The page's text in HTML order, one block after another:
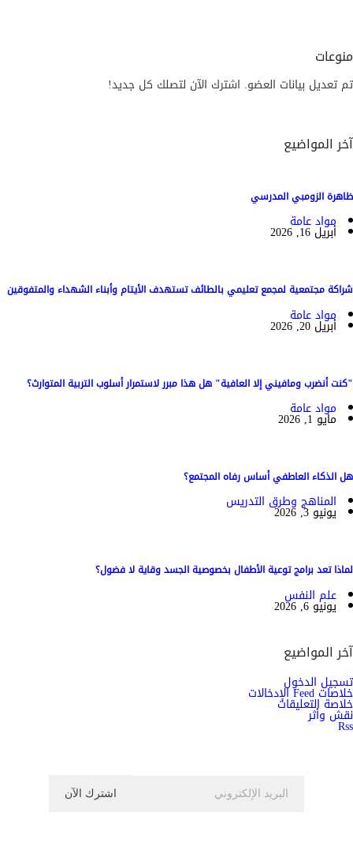
منوعات
تم تعديل بيانات العضو. اشترك الآن لتصلك كل جديد!
آخر المواضيع
ظاهرة الزومبي المدرسي
مواد عامة
أبريل 16, 2026
شراكة مجتمعية لمجمع تعليمي بالطائف تستهدف الأيتام وأبناء الشهداء والمتفوقين
مواد عامة
أبريل 20, 2026
"كنت أنضرب ومافيني إلا العافية" هل هذا مبرر لاستمرار أسلوب التربية المتوارث؟
مواد عامة
مايو 1, 2026
هل الذكاء العاطفي أساس رفاه المجتمع؟
المناهج وطرق التدريس
يونيو 3, 2026
لماذا تعد برامج توعية الأطفال بخصوصية الجسد وقاية لا فضول؟
علم النفس
يونيو 6, 2026
آخر المواضيع
تسجيل الدخول
خلاصات Feed الإدخالات
خلاصة التعليقات
نقش وأثر
Rss